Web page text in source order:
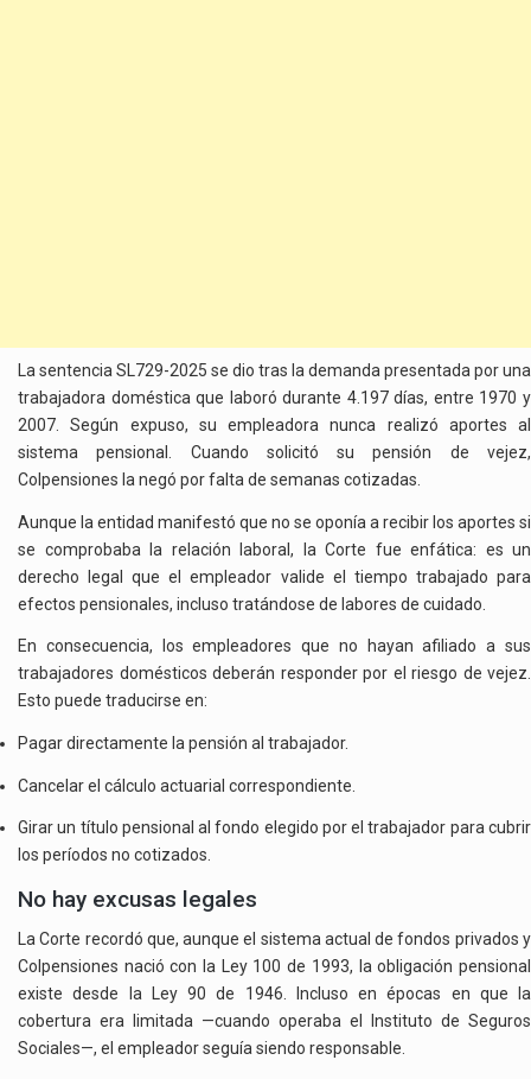
La sentencia SL729-2025 se dio tras la demanda presentada por una
trabajadora doméstica que laboró durante 4.197 días, entre 1970 y
2007. Según expuso, su empleadora nunca realizó aportes al
sistema pensional. Cuando solicitó su pensión de vejez,
Colpensiones la negó por falta de semanas cotizadas.
Aunque la entidad manifestó que no se oponía a recibir los aportes si
se comprobaba la relación laboral, la Corte fue enfática: es un
derecho legal que el empleador valide el tiempo trabajado para
efectos pensionales, incluso tratándose de labores de cuidado.
En consecuencia, los empleadores que no hayan afiliado a sus
trabajadores domésticos deberán responder por el riesgo de vejez.
Esto puede traducirse en:
Pagar directamente la pensión al trabajador.
Cancelar el cálculo actuarial correspondiente.
Girar un título pensional al fondo elegido por el trabajador para cubrir
los períodos no cotizados.
No hay excusas legales
La Corte recordó que, aunque el sistema actual de fondos privados y
Colpensiones nació con la Ley 100 de 1993, la obligación pensional
existe desde la Ley 90 de 1946. Incluso en épocas en que la
cobertura era limitada —cuando operaba el Instituto de Seguros
Sociales—, el empleador seguía siendo responsable.